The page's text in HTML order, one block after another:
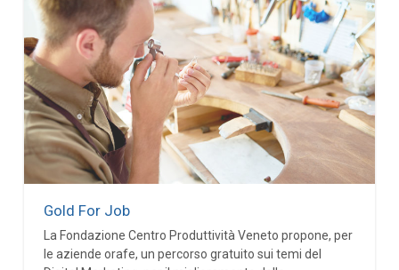
Gold For Job
La Fondazione Centro Produttività Veneto propone, per
le aziende orafe, un percorso gratuito sui temi del